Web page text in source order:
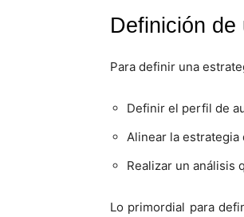
Definición
Para definir una
Definir el perfil de
Alinear la estrategia
Realizar un análisis
Lo primordial para